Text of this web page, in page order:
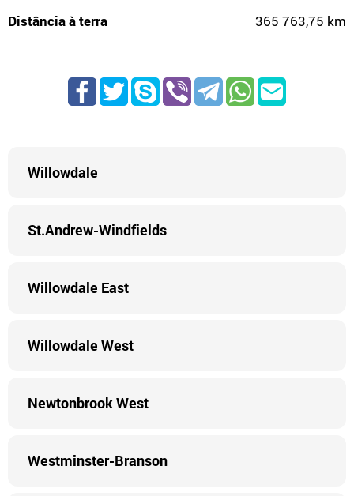
Distância à terra
365 763,75 km
Willowdale
St.Andrew-Windfields
Willowdale East
Willowdale West
Newtonbrook West
Westminster-Branson